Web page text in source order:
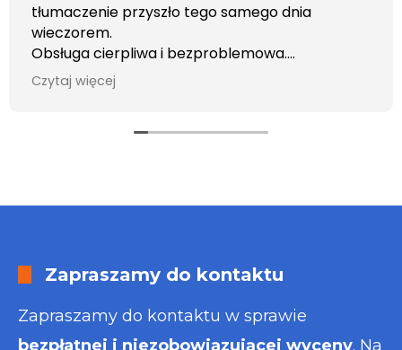
tłumaczenie przyszło tego samego dnia
wieczorem.
Obsługa cierpliwa i bezproblemowa.
Otrzymałem wszelkie informacje i porady jaka
usługa będzie dla mnie najlepsza. Faktura także
Czytaj więcej
Zapraszamy do kontaktu
Zapraszamy do kontaktu w sprawie
bezpłatnej i niezobowiązującej wyceny. Na